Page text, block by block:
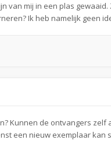
van mij in een plas
Ik heb namelijk geen
Kunnen de ontvangers
een nieuw exemplaar kan